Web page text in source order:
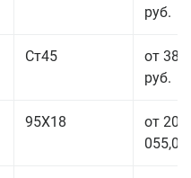
руб.
Ст45
от 38
руб.
95Х18
от 208
055,00